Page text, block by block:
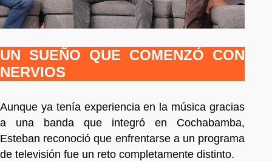
UN SUEÑO QUE COMENZÓ CON
NERVIOS
Aunque ya tenía experiencia en la música gracias
a una banda que integró en Cochabamba,
Esteban reconoció que enfrentarse a un programa
de televisión fue un reto completamente distinto.